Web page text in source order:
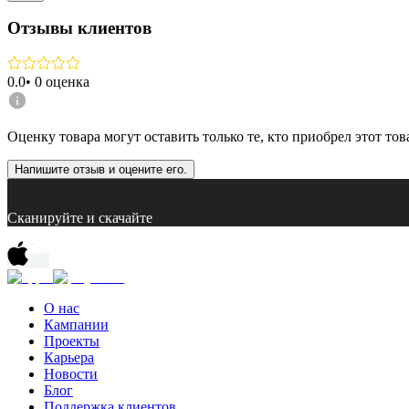
Отзывы клиентов
0.0• 0 оценка
Оценку товара могут оставить только те, кто приобрел этот
Напишите отзыв и оцените его.
Сканируйте и скачайте
О нас
Кампании
Проекты
Карьера
Новости
Блог